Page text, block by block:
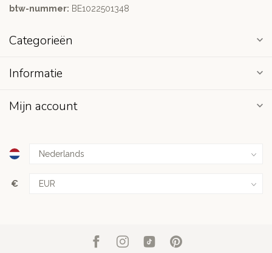
btw-nummer: BE1022501348
Categorieën
Informatie
Mijn account
€